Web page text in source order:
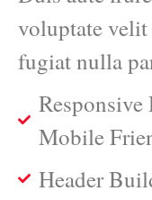
voluptate
fugiat nulla
Responsive
Mobile
Header